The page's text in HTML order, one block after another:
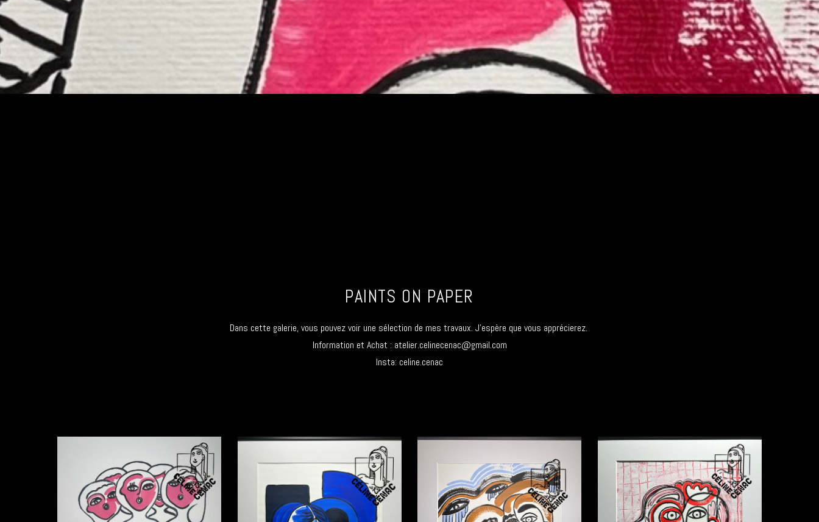
PAINTS ON PAPER
Dans cette galerie, vous pouvez voir une sélection de mes travaux. J'espère que vous apprécierez.
Information et Achat : atelier.celinecenac@gmail.com
Insta: celine.cenac